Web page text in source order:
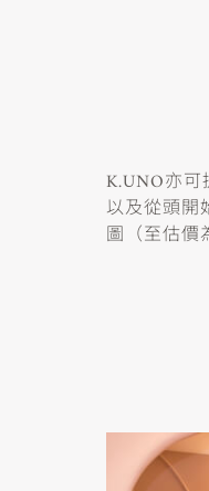
K.UNO亦
以及從頭開
圖（至估價